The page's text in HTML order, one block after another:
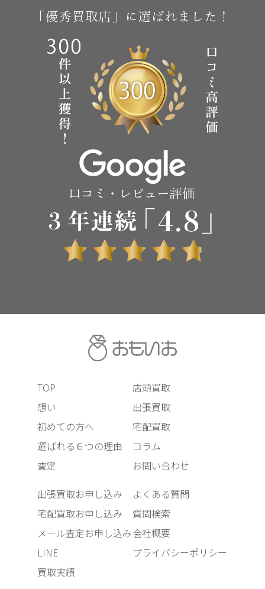
TOP
想い
初めての方へ
選ばれる６つの理由
査定
店頭買取
出張買取
宅配買取
コラム
お問い合わせ
出張買取お申し込み
宅配買取お申し込み
メール査定お申し込み
LINE
買取実績
よくある質問
質問検索
会社概要
プライバシーポリシー